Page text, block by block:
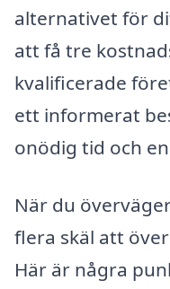
alternativet för
att få tre
kvalificerade
ett informerat
onödig tid och
När du
flera skäl att
Här är några